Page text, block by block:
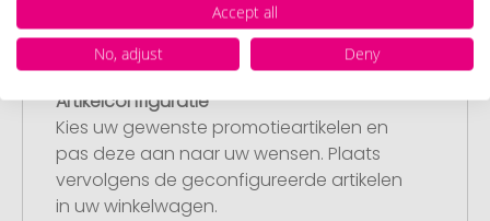
Stap 1:
Artikelconfiguratie
Kies uw gewenste promotieartikelen en
pas deze aan naar uw wensen. Plaats
vervolgens de geconfigureerde artikelen
in uw winkelwagen.
Accept all
No, adjust
Deny